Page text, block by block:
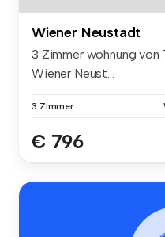
Wiener Neustadt
3 Zimmer wohnung
Wiener Neust...
3 Zimmer
€ 796